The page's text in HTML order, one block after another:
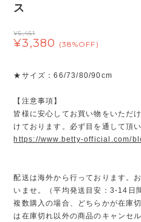
ス
¥5,451
¥3,380 (38%OFF)
★サイズ：66/73/80/90cm
【注意事項】
皆様に安心してお買い物をいただ
けております。必ず目を通して頂
https://www.betty-official.com/
配送は海外から行っております。
いませ。（平均発送目安：3-14日
複数購入の場合、どちらかが在庫
は在庫切れ以外の商品のキャンセ